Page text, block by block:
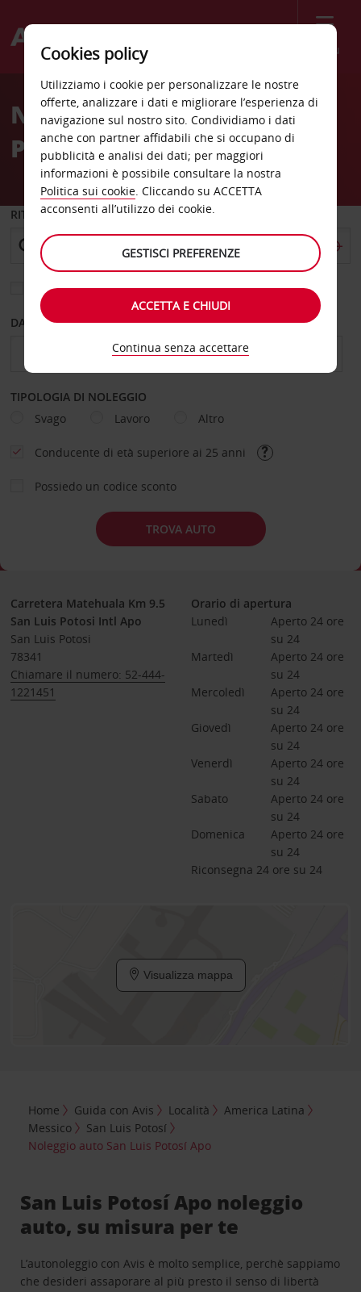
Menù
Welcome
AvisNoleggio auto San Luis
Potosí Apo
RITIRO DA
Scegli una località di riconsegna diversa
DAL GIORNO AL GIORNO
TIPOLOGIA DI NOLEGGIO
Svago
Lavoro Altro
Conducente di età superiore ai 25 anni
Possiedo un codice sconto
TROVA AUTO
Carretera Matehuala Km 9.5
San Luis Potosi Intl Apo
San Luis Potosi
78341
Chiamare il numero: 52-444-
1221451
Orario di apertura
Lunedì
Aperto 24 ore
su 24
Martedì
Aperto 24 ore
su 24
Mercoledì
Aperto 24 ore
su 24
Giovedì
Aperto 24 ore
su 24
Venerdì
Aperto 24 ore
su 24
Sabato
Aperto 24 ore
su 24
Domenica
Aperto 24 ore
su 24
Riconsegna 24 ore su 24
Visualizza mappa
Home Guida con Avis Località
America Latina
Messico
San Luis Potosí
Noleggio auto San Luis Potosí Apo
San Luis Potosí Apo noleggio
auto, su misura per te
L’autonoleggio con Avis è molto semplice, perchè sappiamo
che desideri assaporare al più presto il senso di libertà
Cookies policy
Utilizziamo i cookie per personalizzare le nostre
offerte, analizzare i dati e migliorare l’esperienza di
navigazione sul nostro sito. Condividiamo i dati
anche con partner affidabili che si occupano di
pubblicità e analisi dei dati; per maggiori
informazioni è possibile consultare la nostra
Politica sui cookie. Cliccando su ACCETTA
acconsenti all’utilizzo dei cookie.
GESTISCI PREFERENZE
ACCETTA E CHIUDI
Continua senza accettare